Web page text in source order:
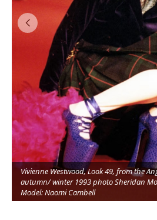
Vivienne Westwood, Look 49, from the
autumn/ winter 1993 photo Sheridan
Model: Naomi Cambell